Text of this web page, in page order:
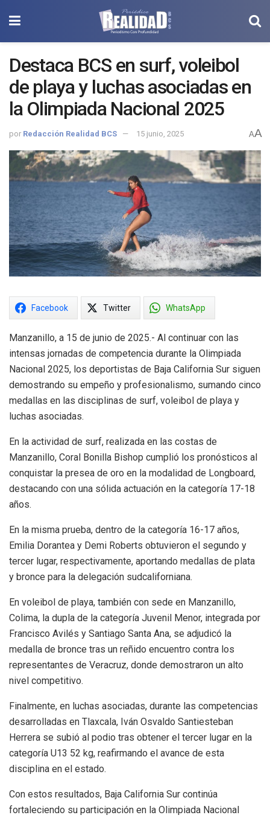
Destaca BCS en surf, voleibol
de playa y luchas asociadas en
la Olimpiada Nacional 2025
por Redacción Realidad BCS 15 junio, 2025 AA
Facebook Twitter WhatsApp
Manzanillo, a 15 de junio de 2025.- Al continuar con las
intensas jornadas de competencia durante la Olimpiada
Nacional 2025, los deportistas de Baja California Sur siguen
demostrando su empeño y profesionalismo, sumando cinco
medallas en las disciplinas de surf, voleibol de playa y
luchas asociadas.
En la actividad de surf, realizada en las costas de
Manzanillo, Coral Bonilla Bishop cumplió los pronósticos al
conquistar la presea de oro en la modalidad de Longboard,
destacando con una sólida actuación en la categoría 17-18
años.
En la misma prueba, dentro de la categoría 16-17 años,
Emilia Dorantea y Demi Roberts obtuvieron el segundo y
tercer lugar, respectivamente, aportando medallas de plata
y bronce para la delegación sudcaliforniana.
En voleibol de playa, también con sede en Manzanillo,
Colima, la dupla de la categoría Juvenil Menor, integrada por
Francisco Avilés y Santiago Santa Ana, se adjudicó la
medalla de bronce tras un reñido encuentro contra los
representantes de Veracruz, donde demostraron un alto
nivel competitivo.
Finalmente, en luchas asociadas, durante las competencias
desarrolladas en Tlaxcala, Iván Osvaldo Santiesteban
Herrera se subió al podio tras obtener el tercer lugar en la
categoría U13 52 kg, reafirmando el avance de esta
disciplina en el estado.
Con estos resultados, Baja California Sur continúa
fortaleciendo su participación en la Olimpiada Nacional